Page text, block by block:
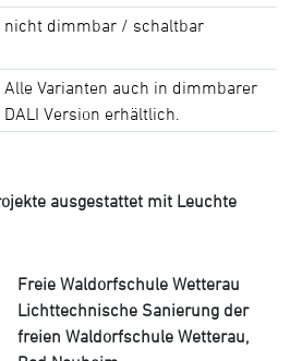
nicht dimmbar / schaltbar
Alle Varianten auch in dimmbarer
DALI Version erhältlich.
ausgestattet mit Leuchte
Freie Waldorfschule Wetterau
Lichttechnische Sanierung der
freien Waldorfschule Wetterau,